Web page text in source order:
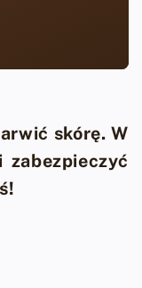
skórę. W